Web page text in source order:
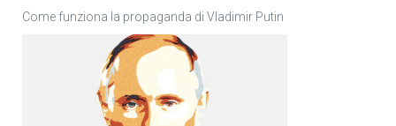
Come funziona la propaganda di Vladimir Putin